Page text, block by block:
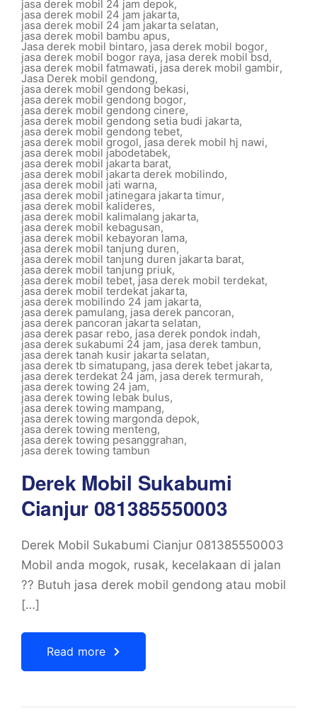
jasa derek mobil 24 jam depok,
jasa derek mobil 24 jam jakarta,
jasa derek mobil 24 jam jakarta selatan,
jasa derek mobil bambu apus,
Jasa derek mobil bintaro,jasa derek mobil bogor,
jasa derek mobil bogor raya, jasa derek mobil bsd,
jasa derek mobil fatmawati, jasa derek mobil gambir,
Jasa Derek mobil gendong,
jasa derek mobil gendong bekasi,
jasa derek mobil gendong bogor,
jasa derek mobil gendong cinere,
jasa derek mobil gendong setia budi jakarta,
jasa derek mobil gendong tebet,
jasa derek mobil grogol, jasa derek mobil hj nawi,
jasa derek mobil jabodetabek,
jasa derek mobil jakarta barat,
jasa derek mobil jakarta derek mobilindo,
jasa derek mobil jati warna,
jasa derek mobil jatinegara jakarta timur,
jasa derek mobil kalideres,
jasa derek mobil kalimalang jakarta,
jasa derek mobil kebagusan,
jasa derek mobil kebayoran lama,
jasa derek mobil tanjung duren,
jasa derek mobil tanjung duren jakarta barat,
jasa derek mobil tanjung priuk,
jasa derek mobil tebet, jasa derek mobil terdekat,
jasa derek mobil terdekat jakarta,
jasa derek mobilindo 24 jam jakarta,
jasa derek pamulang, jasa derek pancoran,
jasa derek pancoran jakarta selatan,
jasa derek pasar rebo, jasa derek pondok indah,
jasa derek sukabumi 24 jam, jasa derek tambun,
jasa derek tanah kusir jakarta selatan,
jasa derek tb simatupang, jasa derek tebet jakarta,
jasa derek terdekat 24 jam, jasa derek termurah,
jasa derek towing 24 jam,
jasa derek towing lebak bulus,
jasa derek towing mampang,
jasa derek towing margonda depok,
jasa derek towing menteng,
jasa derek towing pesanggrahan,
jasa derek towing tambun
Derek Mobil Sukabumi
Cianjur 081385550003
Derek Mobil Sukabumi Cianjur 081385550003
Mobil anda mogok, rusak, kecelakaan di jalan
?? Butuh jasa derek mobil gendong atau mobil
[…]
Read more